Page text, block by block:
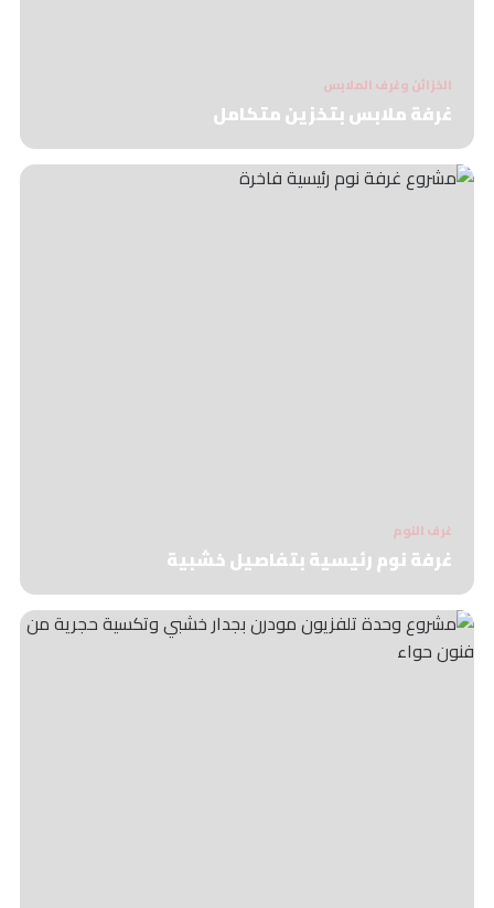
الخزائن وغرف الملابس
غرفة ملابس بتخزين متكامل
غرف النوم
غرفة نوم رئيسية بتفاصيل خشبية